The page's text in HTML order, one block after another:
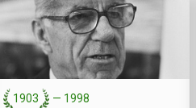
1903 — 1998